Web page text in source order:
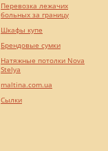
Перевозка лежачих
больных за границу
Шкафы купе
Брендовые сумки
Натяжные потолки Nova
Stelya
maltina.com.ua
Cылки